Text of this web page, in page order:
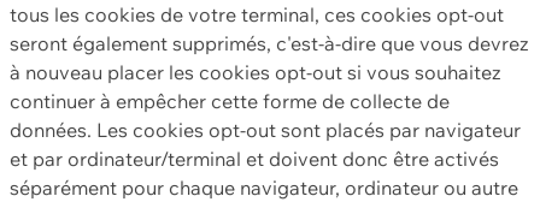
tous les cookies de votre terminal, ces cookies opt-out
seront également supprimés, c'est-à-dire que vous devrez
à nouveau placer les cookies opt-out si vous souhaitez
continuer à empêcher cette forme de collecte de
données. Les cookies opt-out sont placés par navigateur
et par ordinateur/terminal et doivent donc être activés
séparément pour chaque navigateur, ordinateur ou autre